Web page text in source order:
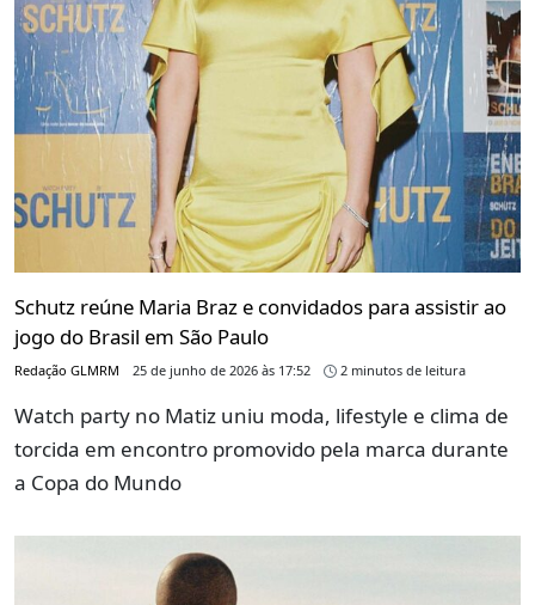
Schutz reúne Maria Braz e convidados para assistir ao
jogo do Brasil em São Paulo
Redação GLMRM 25 de junho de 2026 às 17:52 2 minutos de leitura
Watch party no Matiz uniu moda, lifestyle e clima de
torcida em encontro promovido pela marca durante
a Copa do Mundo